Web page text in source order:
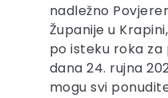
nadležno
Županije u
po isteku roka
dana 24. rujna
mogu svi